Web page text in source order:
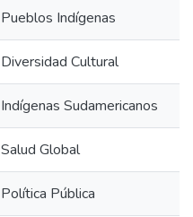
Pueblos Indígenas
Diversidad Cultural
Indígenas Sudamericanos
Salud Global
Política Pública